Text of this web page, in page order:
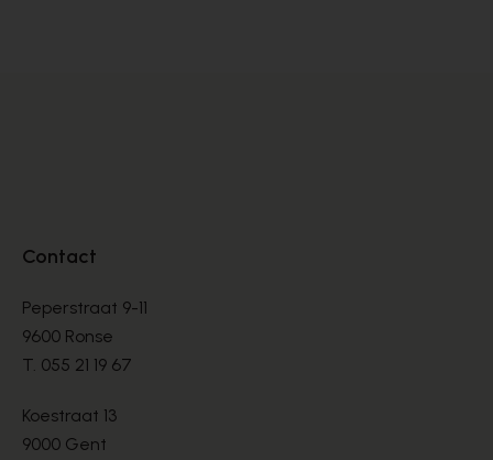
Contact
Peperstraat 9-11
9600 Ronse
T. 055 21 19 67
Koestraat 13
9000 Gent